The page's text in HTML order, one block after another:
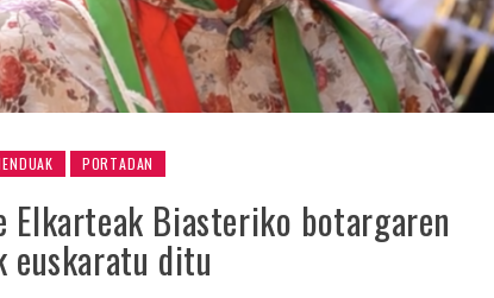
PORTADAN
Elkarteak Biasteriko botargaren
euskaratu ditu